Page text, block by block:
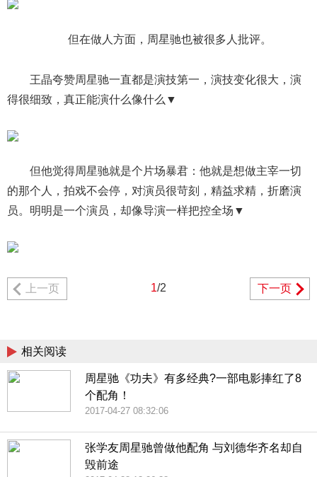
但在做人方面，周星驰也被很多人批评。
王晶夸赞周星驰一直都是演技第一，演技变化很大，演
得很细致，真正能演什么像什么▼
但他觉得周星驰就是个片场暴君：他就是想做主宰一切
的那个人，拍戏不会停，对演员很苛刻，精益求精，折磨演
员。明明是一个演员，却像导演一样把控全场▼
上一页 1/2 下一页
相关阅读
周星驰《功夫》有多经典?一部电影捧红了8
个配角！
2017-04-27 08:32:06
张学友周星驰曾做他配角 与刘德华齐名却自
毁前途